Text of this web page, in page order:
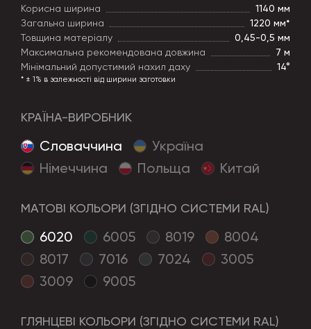
Корисна ширина
1140 мм
Загальна ширина
1220 мм*
Товщина матеріалу
0,45-0,5 мм
Максимальна рекомендована довжина
7 м
Мінімальний допустимий нахил даху
14°
* ± 1% в залежності від ширини заготовки
КРАЇНА-ВИРОБНИК
Cловаччина
Україна
Німеччина
Польща Китай
МАТОВІ КОЛЬОРИ (ЗГІДНО СИСТЕМИ RAL)
6020 6005 8019
8004
8017
7016 7024
3005
3009
9005
ГЛЯНЦЕВІ КОЛЬОРИ (ЗГІДНО СИСТЕМИ RAL)